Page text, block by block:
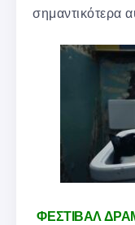
σημαντικότερα
ΦΕΣΤΙΒΑΛ